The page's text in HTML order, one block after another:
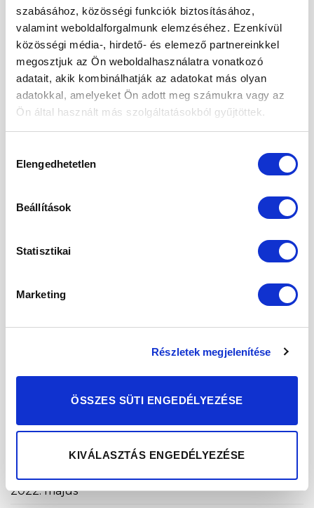
szabásához, közösségi funkciók biztosításához,
valamint weboldalforgalmunk elemzéséhez. Ezenkívül
közösségi média-, hirdető- és elemező partnereinkkel
megosztjuk az Ön weboldalhasználatra vonatkozó
adatait, akik kombinálhatják az adatokat más olyan
adatokkal, amelyeket Ön adott meg számukra vagy az
Ön által használt más szolgáltatásokból gyűjtöttek.
kiválasztása
Elengedhetetlen
Beállítások
Statisztikai
Marketing
Részletek megjelenítése
ÖSSZES SÜTI ENGEDÉLYEZÉSE
KIVÁLASZTÁS ENGEDÉLYEZÉSE
2024. október
2024. szeptember
2024. május
2024. április
2024. március
2023. december
2023. február
2022. december
2022. november
2022. május